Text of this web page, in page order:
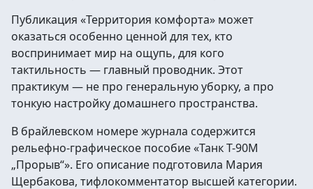
Публикация «Территория комфорта» может
оказаться особенно ценной для тех, кто
воспринимает мир на ощупь, для кого
тактильность — главный проводник. Этот
практикум — не про генеральную уборку, а про
тонкую настройку домашнего пространства.
В брайлевском номере журнала содержится
рельефно-графическое пособие «Танк Т-90М
„Прорыв“». Его описание подготовила Мария
Щербакова, тифлокомментатор высшей категории.